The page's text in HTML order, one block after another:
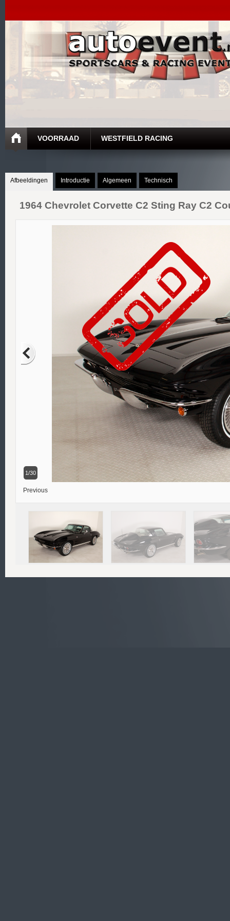
VOORRAAD WESTFIELD RACING
Afbeeldingen Introductie Algemeen Technisch
1964 Chevrolet Corvette C2 Sting Ray C2
1/30
Previous